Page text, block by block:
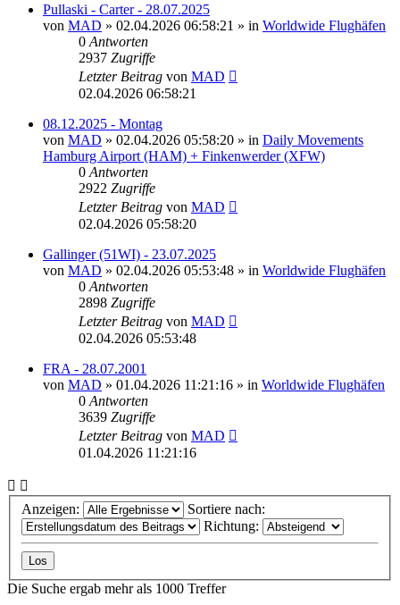
Pullaski - Carter - 28.07.2025
von MAD » 02.04.2026 06:58:21 » in Worldwide Flughäfen
0 Antworten
2937 Zugriffe
Letzter Beitrag von MAD
02.04.2026 06:58:21
08.12.2025 - Montag
von MAD » 02.04.2026 05:58:20 » in Daily Movements
Hamburg Airport (HAM) + Finkenwerder (XFW)
0 Antworten
2922 Zugriffe
Letzter Beitrag von MAD
02.04.2026 05:58:20
Gallinger (51WI) - 23.07.2025
von MAD » 02.04.2026 05:53:48 » in Worldwide Flughäfen
0 Antworten
2898 Zugriffe
Letzter Beitrag von MAD
02.04.2026 05:53:48
FRA - 28.07.2001
von MAD » 01.04.2026 11:21:16 » in Worldwide Flughäfen
0 Antworten
3639 Zugriffe
Letzter Beitrag von MAD
01.04.2026 11:21:16
Anzeigen:
Sortiere nach:
Richtung:
Die Suche ergab mehr als 1000 Treffer